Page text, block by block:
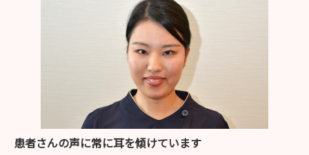
8月1日 13：30～16：00 終了済
8月6，7，8日 13：30～16：00
8月13，14，15日 13：30～16：00
8月20，21，22日 13：30～16：00
8月27，28，29日 13：30～16：00
＜オンライン説明会＞
患者さんの声に常に耳を傾けています